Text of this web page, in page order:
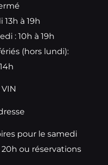
13h à 19h
: 10h à 19h
(hors lundi):
VIN
pour le samedi
ou réservations